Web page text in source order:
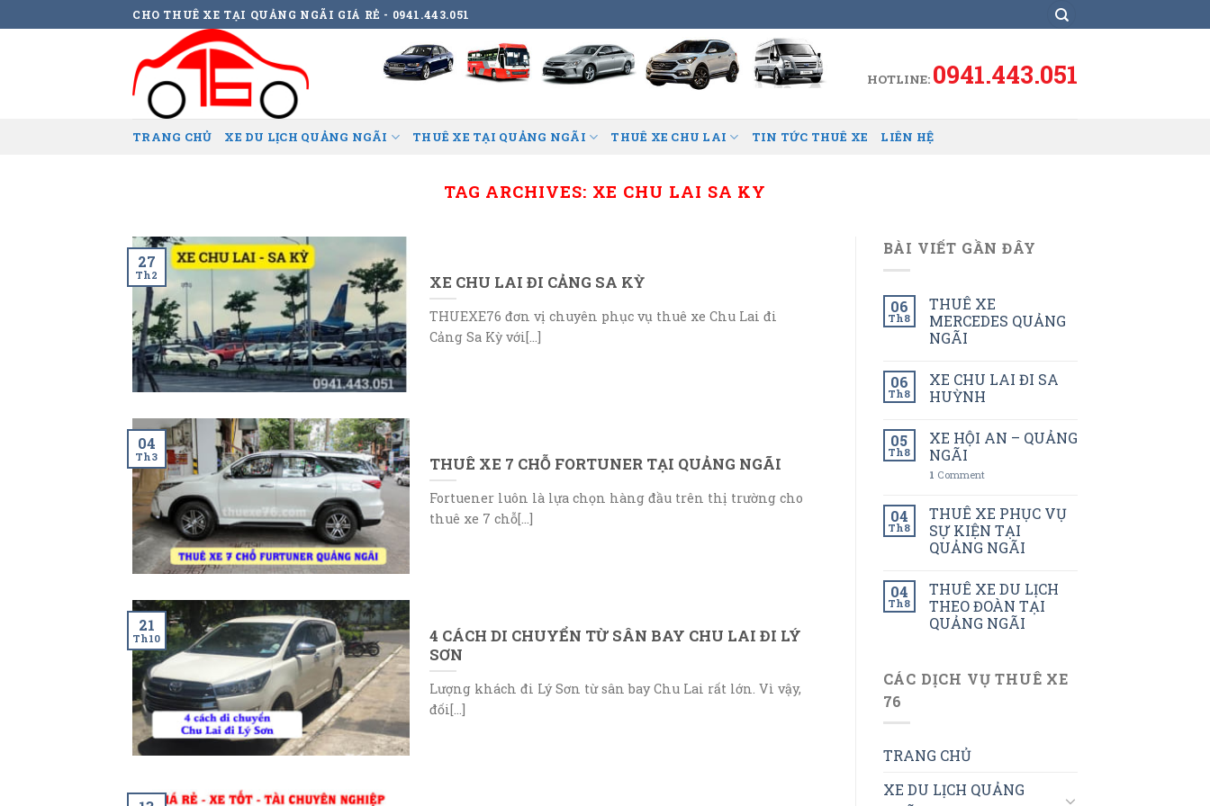
to
CHO THUÊ XE TẠI QUẢNG NGÃI GIÁ RẺ - 0941.443.051
HOTLINE: 0941.443.051
TRANG CHỦ XE DU LỊCH QUẢNG NGÃI THUÊ XE TẠI QUẢNG NGÃI THUÊ XE CHU LAI TIN TỨC THUÊ XE LIÊN HỆ
TAG ARCHIVES: XE CHU LAI SA KY
XE CHU LAI ĐI CẢNG SA KỲ
THUEXE76 đơn vị chuyên phục vụ thuê xe Chu Lai đi
Cảng Sa Kỳ với[...]
27
Th2
THUÊ XE 7 CHỖ FORTUNER TẠI QUẢNG NGÃI
Fortuener luôn là lựa chọn hàng đầu trên thị trường cho
thuê xe 7 chỗ[...]
04
Th3
4 CÁCH DI CHUYỂN TỪ SÂN BAY CHU LAI ĐI LÝ
SƠN
Lượng khách đi Lý Sơn từ sân bay Chu Lai rất lớn. Vì vậy,
đối[...]
21
Th10
BÀI VIẾT GẦN ĐÂY
06
Th8
THUÊ XE
MERCEDES QUẢNG
NGÃI
06
Th8
XE CHU LAI ĐI SA
HUỲNH
05
Th8
XE HỘI AN – QUẢNG
NGÃI
1 Comment
04
Th8
THUÊ XE PHỤC VỤ
SỰ KIỆN TẠI
QUẢNG NGÃI
04
Th8
THUÊ XE DU LỊCH
THEO ĐOÀN TẠI
QUẢNG NGÃI
CÁC DỊCH VỤ THUÊ XE
76
TRANG CHỦ
XE DU LỊCH QUẢNG